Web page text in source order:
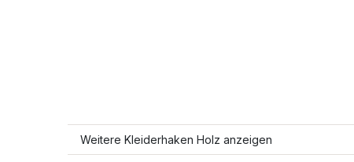
Weitere Kleiderhaken Holz anzeigen